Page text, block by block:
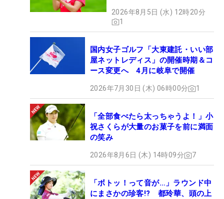
2026年8月5日 (水) 12時20分
1
国内女子ゴルフ「大東建託・いい部
屋ネットレディス」の開催時期＆コ
ース変更へ 4月に岐阜で開催
2026年7月30日 (木) 06時00分 1
「全部食べたら太っちゃうよ！」小
祝さくらが大量のお菓子を前に満面
の笑み
2026年8月6日 (木) 14時09分 7
「ボトッ！って音が…」ラウンド中
にまさかの珍客!? 都玲華、頭の上